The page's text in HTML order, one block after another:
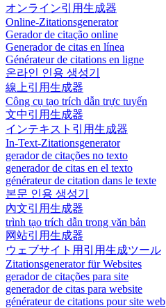
オンライン引用生成器
Online-Zitationsgenerator
Gerador de citação online
Generador de citas en línea
Générateur de citations en ligne
온라인 인용 생성기
線上引用生成器
Công cụ tạo trích dẫn trực tuyến
文中引用生成器
インテキスト引用生成器
In-Text-Zitationsgenerator
gerador de citações no texto
generador de citas en el texto
générateur de citation dans le texte
본문 인용 생성기
內文引用生成器
trình tạo trích dẫn trong văn bản
网站引用生成器
ウェブサイト用引用生成ツール
Zitationsgenerator für Websites
gerador de citações para site
generador de citas para website
générateur de citations pour site web